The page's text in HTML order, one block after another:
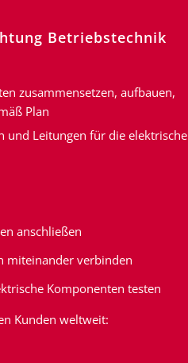
Betriebstechnik
zusammensetzen, aufbauen,
Plan
und Leitungen für die elektrische
anschließen
miteinander verbinden
Komponenten testen
Kunden weltweit: